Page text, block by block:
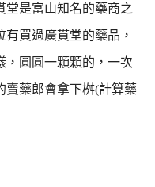
堂是富山知名的藥商之
有買過廣貫堂的藥品，
，圓圓一顆顆的，一次
賣藥郎會拿下桝(計算藥